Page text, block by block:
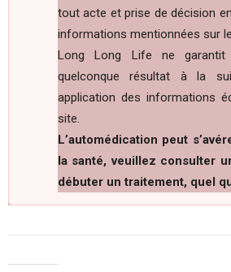
tout acte et prise de décision
informations mentionnées sur
Long Long Life ne
quelconque résultat à la
application des informations
site.
L’automédication peut
la santé, veuillez consulter
débuter un traitement, quel